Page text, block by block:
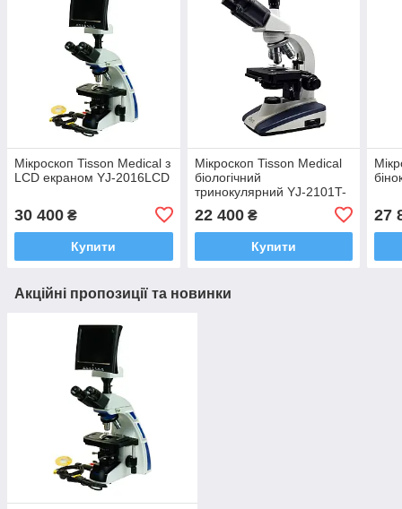
Мікроскоп Tisson Medical з
LCD екраном YJ-2016LCD
30 400 ₴
Купити
Мікроскоп Tisson Medical
біологічний
тринокулярний YJ-2101T-
22 400₴
Купити
27
Акційні пропозиції та новинки